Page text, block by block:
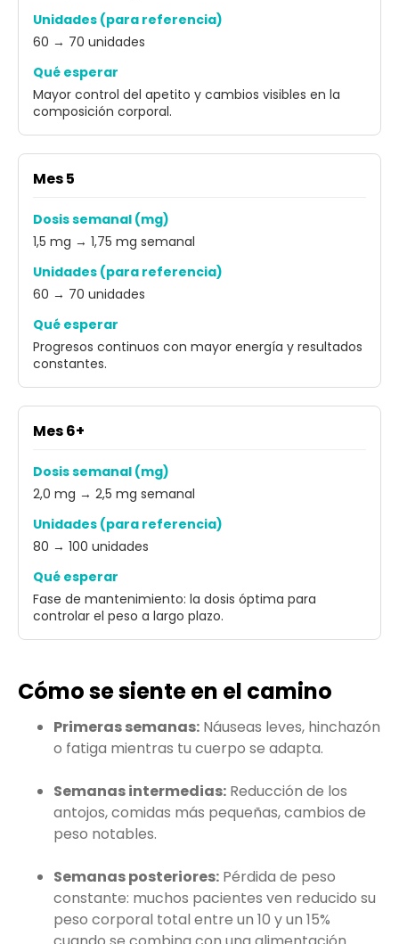
Unidades (para referencia)
60 → 70 unidades
Qué esperar
Mayor control del apetito y cambios visibles en la
composición corporal.
Mes 5
Dosis semanal (mg)
1,5 mg → 1,75 mg semanal
Unidades (para referencia)
60 → 70 unidades
Qué esperar
Progresos continuos con mayor energía y resultados
constantes.
Mes 6+
Dosis semanal (mg)
2,0 mg → 2,5 mg semanal
Unidades (para referencia)
80 → 100 unidades
Qué esperar
Fase de mantenimiento: la dosis óptima para
controlar el peso a largo plazo.
Cómo se siente en el camino
Primeras semanas: Náuseas leves, hinchazón
o fatiga mientras tu cuerpo se adapta.
Semanas intermedias: Reducción de los
antojos, comidas más pequeñas, cambios de
peso notables.
Semanas posteriores: Pérdida de peso
constante: muchos pacientes ven reducido su
peso corporal total entre un 10 y un 15%